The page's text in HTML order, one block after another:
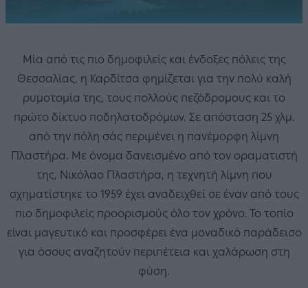
Μία από τις πιο δημοφιλείς και ένδοξες πόλεις της
Θεσσαλίας, η Καρδίτσα φημίζεται για την πολύ καλή
ρυμοτομία της, τους πολλούς πεζόδρομους και το
πρώτο δίκτυο ποδηλατοδρόμων. Σε απόσταση 25 χλμ.
από την πόλη σάς περιμένει η πανέμορφη λίμνη
Πλαστήρα. Με όνομα δανεισμένο από τον οραματιστή
της, Νικόλαο Πλαστήρα, η τεχνητή λίμνη που
σχηματίστηκε το 1959 έχει αναδειχθεί σε έναν από τους
πιο δημοφιλείς προορισμούς όλο τον χρόνο. Το τοπίο
είναι μαγευτικό και προσφέρει ένα μοναδικό παράδεισο
για όσους αναζητούν περιπέτεια και χαλάρωση στη
φύση.